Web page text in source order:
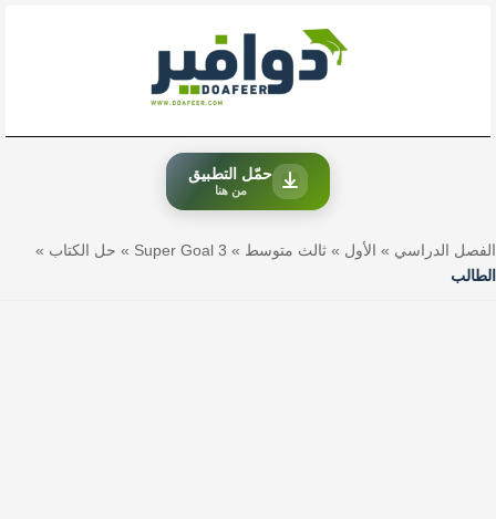
حمّل التطبيق
من هنا
الفصل الدراسي » الأول » ثالث متوسط »
Super Goal 3
» حل الكتاب »
الطالب